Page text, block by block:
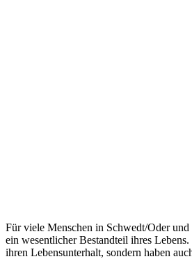
Für viele Menschen in Schwedt/Oder
ein wesentlicher Bestandteil ihres
ihren Lebensunterhalt, sondern haben